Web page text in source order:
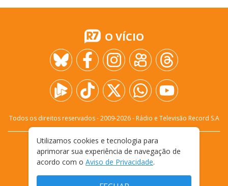
O VÍCIO
Todos os direitos reservados - 2009-2026- Rádio e Televisão Record S.A
FALE CONOSCO
PRIVACIDADE
TERMOS E CONDIÇÕES DE USO
Utilizamos cookies e tecnologia para
aprimorar sua experiência de navegação de
acordo com o Aviso de Privacidade.